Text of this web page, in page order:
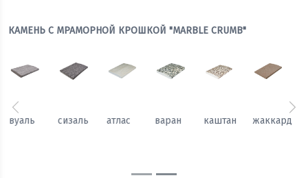
КАМЕНЬ С МРАМОРНОЙ КРОШКОЙ "MARBLE CRUMB"
каштан жаккард гобелен вуаль сизаль атлас
Предыдущий